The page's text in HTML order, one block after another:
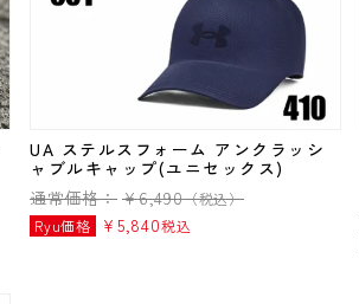
UA ステルスフォーム アンクラッシ
ャブルキャップ(ユニセックス)
通常価格： ¥6,490（税込）
Ryu価格
¥ 5,840税込